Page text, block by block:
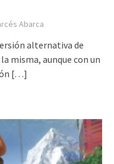
Abarca
alternativa de
misma, aunque con un
[…]